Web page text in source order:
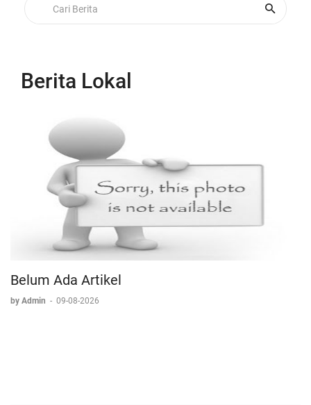
Berita Lokal
Belum Ada Artikel
by Admin - 09-08-2026